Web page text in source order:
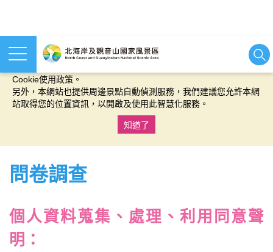
本網站使用cookies等相關技術以持續優化網站服務，並有助於為
Cookie使用政策。
另外，本網站也提供周邊景點自動偵測服務，我們建議您允許本網
站取得您的位置資訊，以開啟及使用此智慧化服務。
知道了
問卷調查
個人資料蒐集、處理、利用同意聲
明：